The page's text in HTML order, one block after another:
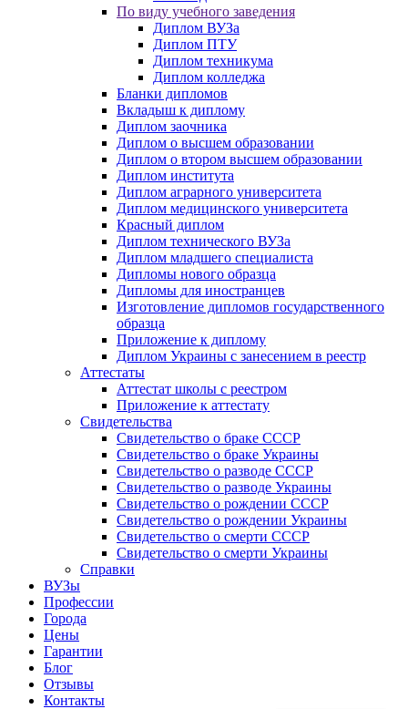
По виду учебного заведения
Диплом ВУЗа
Диплом ПТУ
Диплом техникума
Диплом колледжа
Бланки дипломов
Вкладыш к диплому
Диплом заочника
Диплом о высшем образовании
Диплом о втором высшем образовании
Диплом института
Диплом аграрного университета
Диплом медицинского университета
Красный диплом
Диплом технического ВУЗа
Диплом младшего специалиста
Дипломы нового образца
Дипломы для иностранцев
Изготовление дипломов государственного
образца
Приложение к диплому
Диплом Украины с занесением в реестр
Аттестаты
Аттестат школы с реестром
Приложение к аттестату
Свидетельства
Свидетельство о браке СССР
Свидетельство о браке Украины
Свидетельство о разводе СССР
Свидетельство о разводе Украины
Свидетельство о рождении СССР
Свидетельство о рождении Украины
Свидетельство о смерти СССР
Свидетельство о смерти Украины
Справки
ВУЗы
Профессии
Города
Цены
Гарантии
Блог
Отзывы
Контакты